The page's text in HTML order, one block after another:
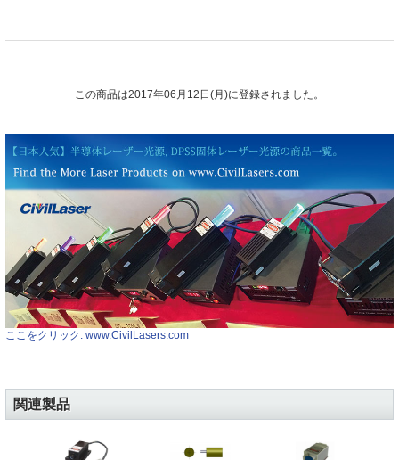
この商品は2017年06月12日(月)に登録されました。
ここをクリック: www.CivilLasers.com
関連製品